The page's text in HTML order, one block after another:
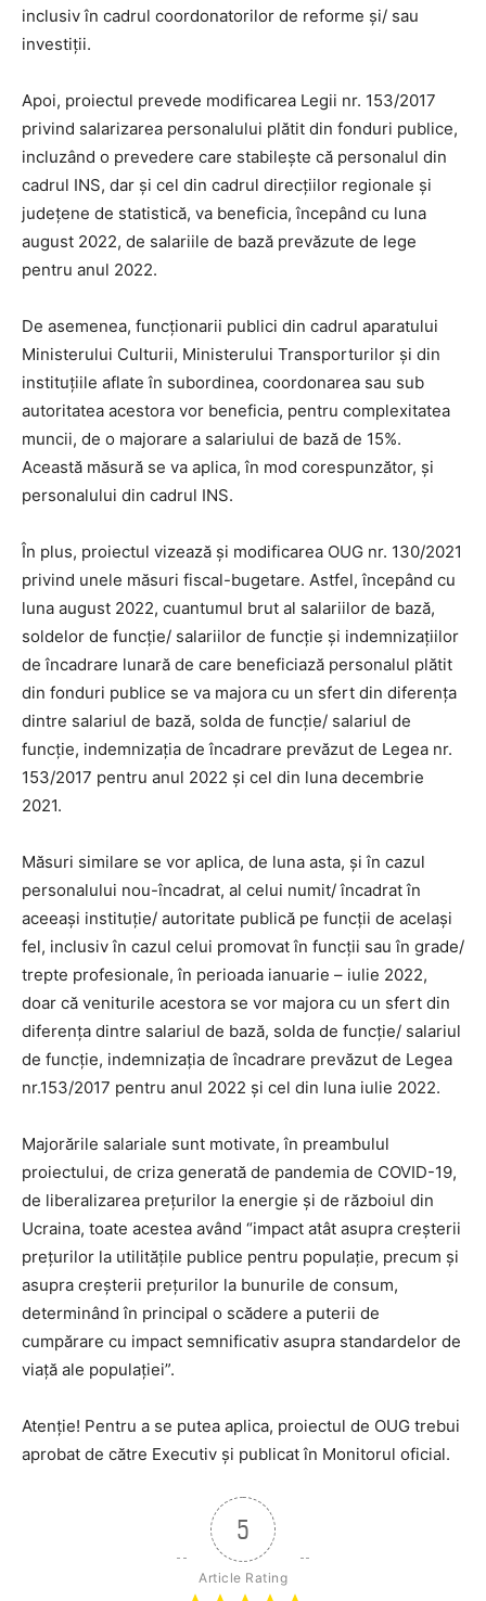
inclusiv în cadrul coordonatorilor de reforme și/ sau
investiții.
Apoi, proiectul prevede modificarea Legii nr. 153/2017
privind salarizarea personalului plătit din fonduri publice,
incluzând o prevedere care stabilește că personalul din
cadrul INS, dar și cel din cadrul direcțiilor regionale și
județene de statistică, va beneficia, începând cu luna
august 2022, de salariile de bază prevăzute de lege
pentru anul 2022.
De asemenea, funcționarii publici din cadrul aparatului
Ministerului Culturii, Ministerului Transporturilor și din
instituțiile aflate în subordinea, coordonarea sau sub
autoritatea acestora vor beneficia, pentru complexitatea
muncii, de o majorare a salariului de bază de 15%.
Această măsură se va aplica, în mod corespunzător, şi
personalului din cadrul INS.
În plus, proiectul vizează și modificarea OUG nr. 130/2021
privind unele măsuri fiscal-bugetare. Astfel, începând cu
luna august 2022, cuantumul brut al salariilor de bază,
soldelor de funcţie/ salariilor de funcţie și indemnizaţiilor
de încadrare lunară de care beneficiază personalul plătit
din fonduri publice se va majora cu un sfert din diferenţa
dintre salariul de bază, solda de funcţie/ salariul de
funcţie, indemnizaţia de încadrare prevăzut de Legea nr.
153/2017 pentru anul 2022 şi cel din luna decembrie
2021.
Măsuri similare se vor aplica, de luna asta, și în cazul
personalului nou-încadrat, al celui numit/ încadrat în
aceeași instituție/ autoritate publică pe funcții de același
fel, inclusiv în cazul celui promovat în funcții sau în grade/
trepte profesionale, în perioada ianuarie – iulie 2022,
doar că veniturile acestora se vor majora cu un sfert din
diferenţa dintre salariul de bază, solda de funcţie/ salariul
de funcţie, indemnizaţia de încadrare prevăzut de Legea
nr.153/2017 pentru anul 2022 şi cel din luna iulie 2022.
Majorările salariale sunt motivate, în preambulul
proiectului, de criza generată de pandemia de COVID-19,
de liberalizarea preţurilor la energie și de războiul din
Ucraina, toate acestea având “impact atât asupra creşterii
preţurilor la utilităţile publice pentru populaţie, precum şi
asupra creşterii preţurilor la bunurile de consum,
determinând în principal o scădere a puterii de
cumpărare cu impact semnificativ asupra standardelor de
viaţă ale populaţiei”.
Atenție! Pentru a se putea aplica, proiectul de OUG trebui
aprobat de către Executiv și publicat în Monitorul oficial.
5
Article Rating